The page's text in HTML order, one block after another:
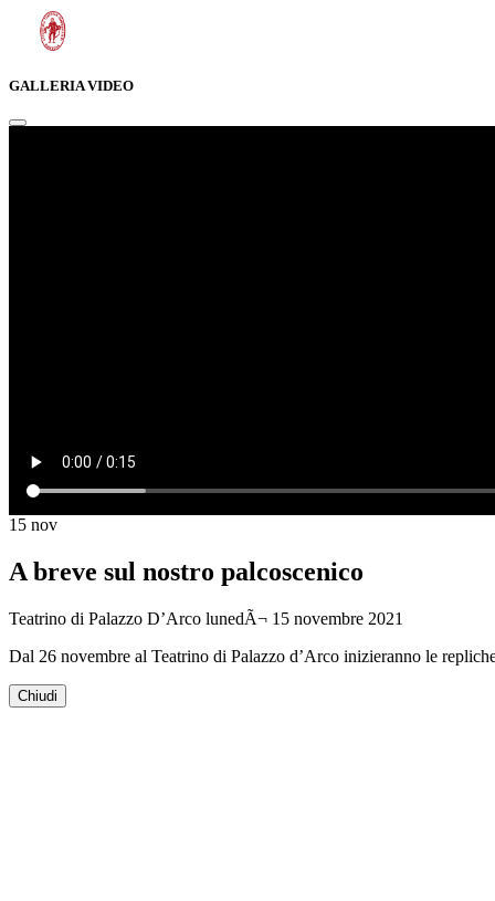
GALLERIA VIDEO
15 nov
A breve sul nostro palcoscenico
Teatrino di Palazzo D’Arco lunedÃ¬ 15 novembre 2021
Dal 26 novembre al Teatrino di Palazzo d’Arco inizieranno le
Chiudi